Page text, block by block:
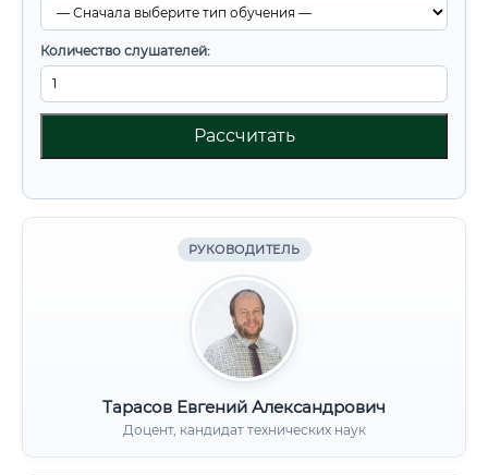
Количество слушателей:
Рассчитать
РУКОВОДИТЕЛЬ
Тарасов Евгений Александрович
Доцент, кандидат технических наук